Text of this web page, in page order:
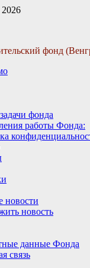
2026
фонд
фонда
работы Фонда:
новости
новость
данные Фонда
связь